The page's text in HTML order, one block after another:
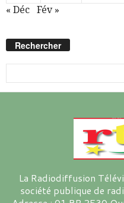
« Déc
Fév »
Rechercher
La Radiodiffusion
société publique de